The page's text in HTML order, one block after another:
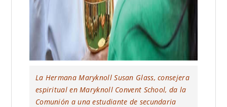
La Hermana Maryknoll Susan Glass, consejera
espiritual en Maryknoll Convent School, da la
Comunión a una estudiante de secundaria